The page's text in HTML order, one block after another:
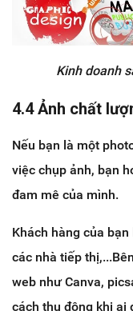
Kinh doanh
4.4 Ảnh chất
Nếu bạn là một
việc chụp ảnh, bạn
đam mê của mình.
Khách hàng của
các nhà tiếp
web như Canva,
cách thụ động khi ai